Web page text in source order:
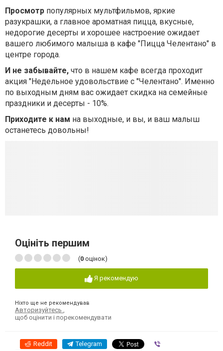
Просмотр популярных мультфильмов, яркие
разукрашки, а главное ароматная пицца, вкусные,
недорогие десерты и хорошее настроение ожидает
вашего любимого малыша в кафе "Пицца Челентано" в
центре города.
И не забывайте, что в нашем кафе всегда проходит
акция "Недельное удовольствие с "Челентано". Именно
по выходным дням вас ожидает скидка на семейные
праздники и десерты - 10%.
Приходите к нам на выходные, и вы, и ваш малыш
останетесь довольны!
Оцініть першим
(0 оцінок)
Я рекомендую
Ніхто ще не рекомендував
Авторизуйтесь
щоб оцінити і порекомендувати
Reddit Telegram